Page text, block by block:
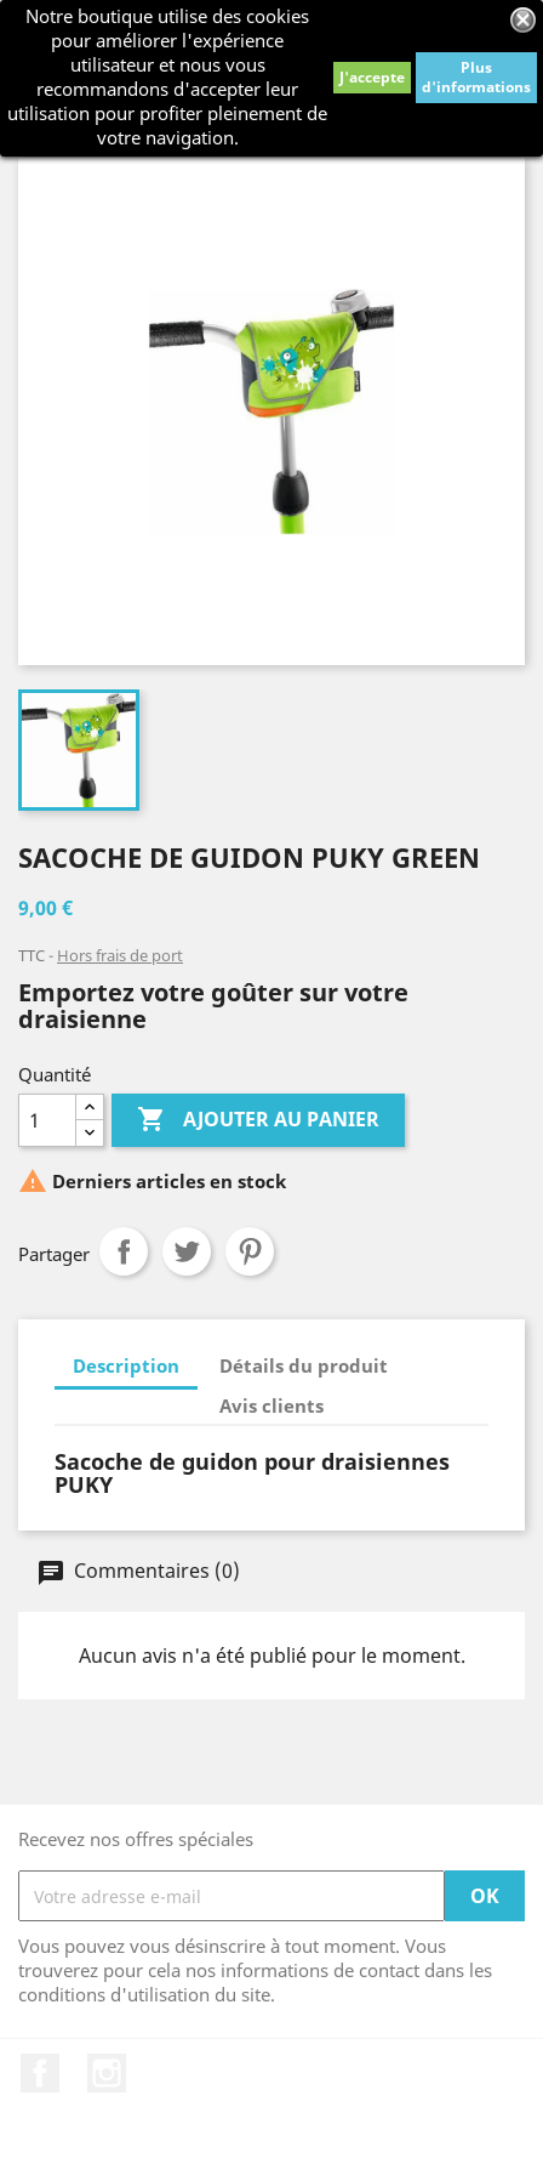
 shopping_cart

Notre boutique utilise des cookies
pour améliorer l'expérience
utilisateur et nous vous
recommandons d'accepter leur
utilisation pour profiter pleinement de
votre navigation.
J'accepte
Plus
d'informations
SACOCHE DE GUIDON PUKY GREEN
9,00 €
TTC Hors frais de port
Emportez votre goûter sur votre
draisienne
Quantité
 AJOUTER AU PANIER
 Derniers articles en stock
Partager
Description
Détails du produit
Avis clients
Sacoche de guidon pour draisiennes
PUKY
Commentaires (0)
Aucun avis n'a été publié pour le moment.
Recevez nos offres spéciales
Vous pouvez vous désinscrire à tout moment. Vous
trouverez pour cela nos informations de contact dans les
conditions d'utilisation du site.